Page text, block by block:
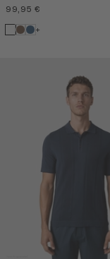
99,95 €
+